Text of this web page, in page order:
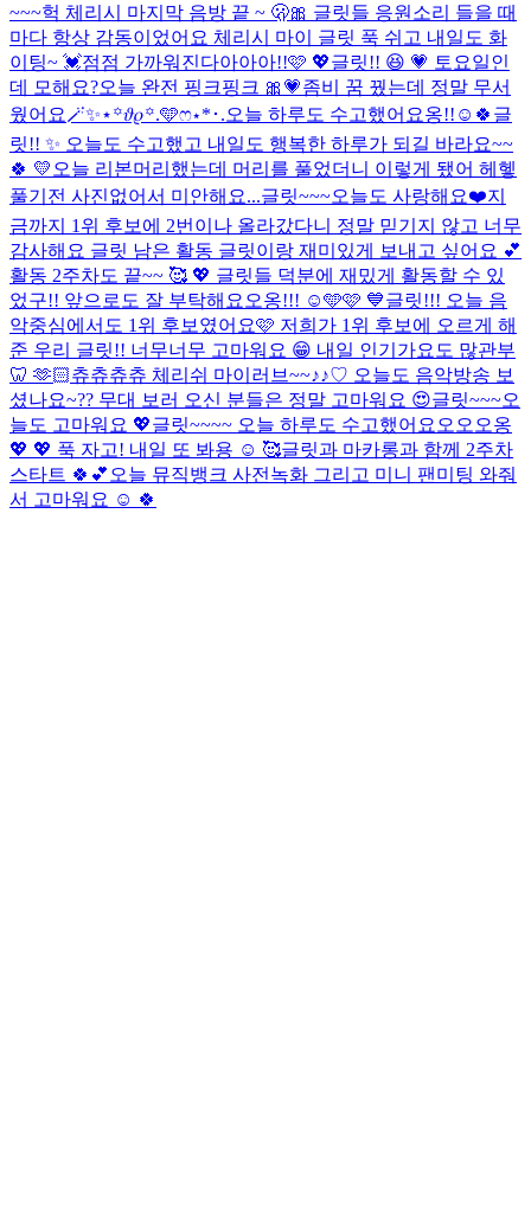
~~~헉 체리시 마지막 음방 끝 ~ 🫢🎀 글릿들 응원소리 들을 때
마다 항상 감동이었어요 체리시 마이 글릿 푹 쉬고 내일도 화
이팅~ 💓점점 가까워진다아아아!!🩷 💖글릿!! 😆 💗 토요일인
데 모해요?오늘 완전 핑크핑크 🎀💗좀비 꿈 꿨는데 정말 무서
웠어요 🪄︎︎✨⋆꙳𝜗𝜚꙳.‬️🩵ෆ‪⋆*･.오늘 하루도 수고했어요옹!!☺️🍀 글
릿!! ✨ 오늘도 수고했고 내일도 행복한 하루가 되길 바라요~~
🍀 💛 오늘 리본머리했는데 머리를 풀었더니 이렇게 됐어 헤헿
풀기전 사진없어서 미안해요...글릿~~~오늘도 사랑해요❤️지
금까지 1위 후보에 2번이나 올라갔다니 정말 믿기지 않고 너무
감사해요 글릿 남은 활동 글릿이랑 재미있게 보내고 싶어요 💕
활동 2주차도 끝~~ 🥰 💖 글릿들 덕분에 재밌게 활동할 수 있
었구!! 앞으로도 잘 부탁해요오옹!!! ☺️🩵🩷 💙글릿!!! 오늘 음
악중심에서도 1위 후보였어요🩷 저희가 1위 후보에 오르게 해
준 우리 글릿!! 너무너무 고마워요 😁 내일 인기가요도 많관부
🦷 🫶🏻츄츄츄츄 체리쉬 마이러브~~♪♪♡ 오늘도 음악방송 보
셨나요~?? 무대 보러 오신 분들은 정말 고마워요 😍글릿~~~오
늘도 고마워요 💖글릿~~~~ 오늘 하루도 수고했어요오오오옹
💖 💖 푹 자고! 내일 또 봐용 ☺️ 🥰글릿과 마카롱과 함께 2주차
스타트 🍀💕 오늘 뮤직뱅크 사전녹화 그리고 미니 팬미팅 와줘
서 고마워요 ☺️ 🍀